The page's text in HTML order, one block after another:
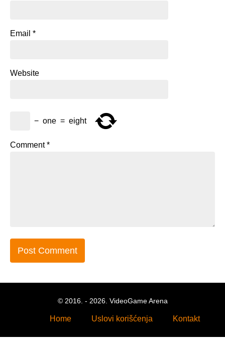
Email *
Website
− one = eight
Comment*
© 2016. - 2026. VideoGame Arena
Home Uslovi korišćenja Kontakt